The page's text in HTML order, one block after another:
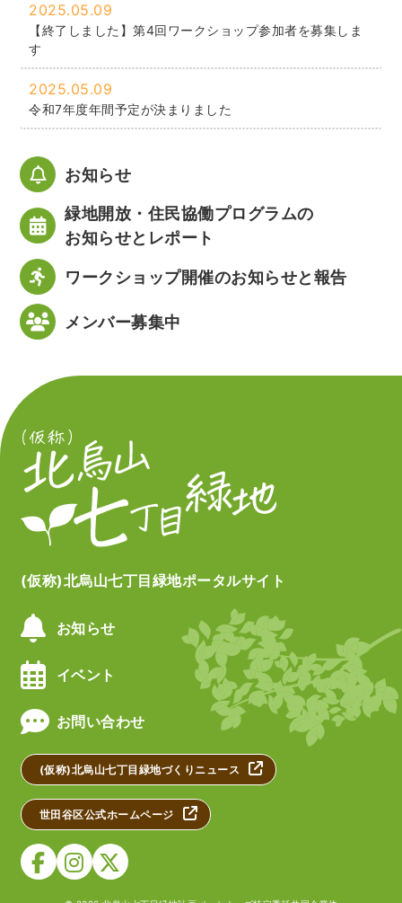
2025.05.09
【終了しました】第4回ワークショップ参加者を募集しま
す
2025.05.09
令和7年度年間予定が決まりました
お知らせ
緑地開放・住民協働プログラムの
お知らせとレポート
ワークショップ開催のお知らせと報告
メンバー募集中
(仮称)北烏山七丁目緑地ポータルサイト
お知らせ
イベント
お問い合わせ
(仮称)北烏山七丁目緑地づくりニュース
世田谷区公式ホームページ